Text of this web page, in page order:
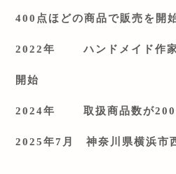
400 点ほどの商品で販売を開
2022年 ハンドメイド作家
開始
2024年 取扱商品数が
2025年7 月 神奈川県横浜市